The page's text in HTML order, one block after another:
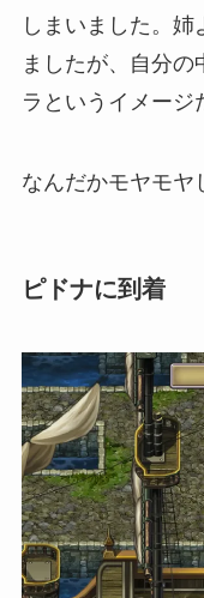
しまいました。
ましたが、自分の
ラというイメー
なんだかモヤモヤ
ピドナに到着